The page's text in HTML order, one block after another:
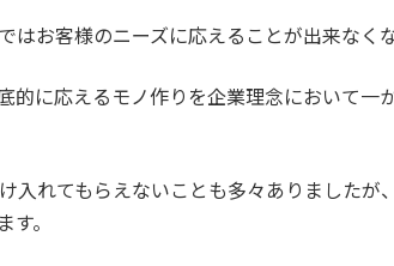
はお客様のニーズに応えることが出来なく
的に応えるモノ作りを企業理念において
入れてもらえないことも多々ありました
。